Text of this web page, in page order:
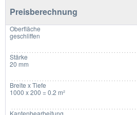
Preisberechnung
Oberfläche
geschliffen
Stärke
20 mm
Breite x Tiefe
1000 x 200 = 0.2 m²